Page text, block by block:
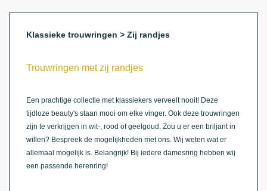
Klassieke trouwringen > Zij randjes
Trouwringen met zij randjes
Een prachtige collectie met klassiekers verveelt nooit! Deze
tijdloze beauty's staan mooi om elke vinger. Ook deze trouwringen
zijn te verkrijgen in wit-, rood of geelgoud. Zou u er een briljant in
willen? Bespreek de mogelijkheden met ons. Wij weten wat er
allemaal mogelijk is. Belangrijk! Bij iedere damesring hebben wij
een passende herenring!